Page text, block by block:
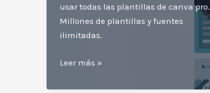
usar todas las plantillas de canva pro.
Millones de plantillas y fuentes
ilimitadas.
Instrucciones
vincular
Leer más »